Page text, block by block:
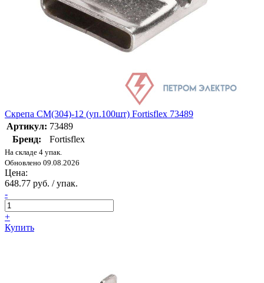
Скрепа СМ(304)-12 (уп.100шт) Fortisflex 73489
Артикул: 73489
Бренд:
Fortisflex
На складе 4 упак.
Обновлено 09.08.2026
Цена:
648.77 руб. / упак.
-
+
Купить